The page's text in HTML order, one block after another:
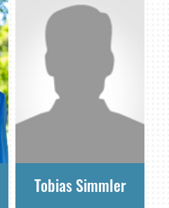
Tobias Simmler